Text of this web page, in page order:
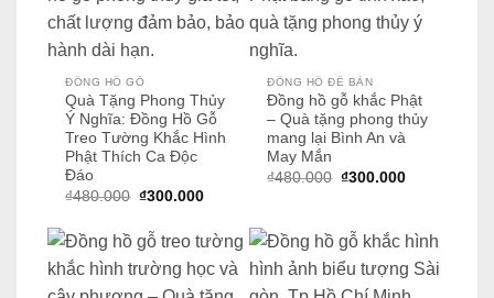
ĐỒNG HỒ GỖ
Quà Tặng Phong Thủy
Ý Nghĩa: Đồng Hồ Gỗ
Treo Tường Khắc Hình
Phật Thích Ca Độc
Đáo
₫480.000 Giá
₫480.000.
₫300.000Giá
là:
₫300.000.
ĐỒNG HỒ ĐỂ BÀN
Đồng hồ gỗ khắc Phật
– Quà tặng phong thủy
mang lại Bình An và
May Mắn
₫480.000 Giá
₫300.000Giá
₫300.000.